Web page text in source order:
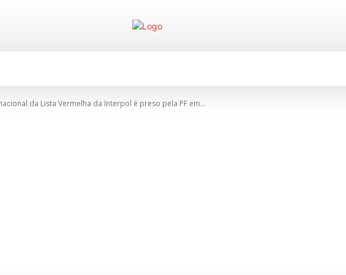
da Lista Vermelha da Interpol é preso pela PF em...